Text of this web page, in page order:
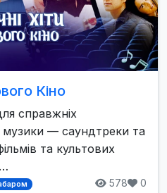
Кіно
справжніх
музики — саундтреки та
та культових
578 0